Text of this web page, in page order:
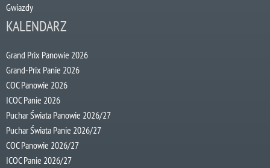
Gwiazdy
KALENDARZ
Grand Prix Panowie 2026
Grand-Prix Panie 2026
COC Panowie 2026
ICOC Panie 2026
Puchar Świata Panowie 2026/27
Puchar Świata Panie 2026/27
COC Panowie 2026/27
ICOC Panie 2026/27